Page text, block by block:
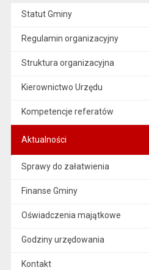
Statut Gminy
Regulamin organizacyjny
Struktura organizacyjna
Kierownictwo Urzędu
Kompetencje referatów
Aktualności
Sprawy do załatwienia
Finanse Gminy
Oświadczenia majątkowe
Godziny urzędowania
Kontakt